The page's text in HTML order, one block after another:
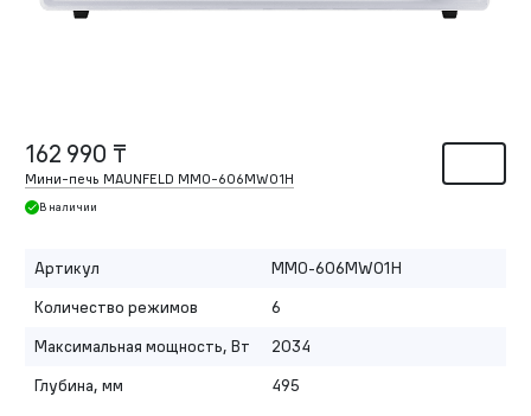
162 990 ₸
Мини-печь MAUNFELD MMO-606MW01H
В наличии
Артикул
MMO-606MW01H
Количество режимов
6
Максимальная мощность, Вт
2034
Глубина, мм
495